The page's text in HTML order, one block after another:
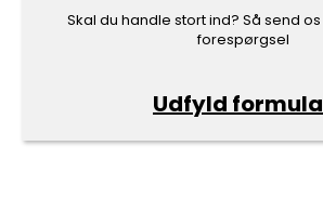
Skal du handle stort ind? Så send
forespørgsel
Udfyld